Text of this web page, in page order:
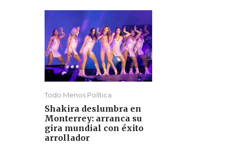
Todo Menos Política
Shakira deslumbra en
Monterrey: arranca su
gira mundial con éxito
arrollador